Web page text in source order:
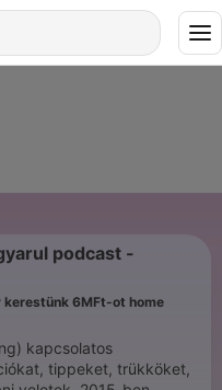
podcast -
kerestünk 6MFt-ot home
kapcsolatos
tippeket, trükköket,